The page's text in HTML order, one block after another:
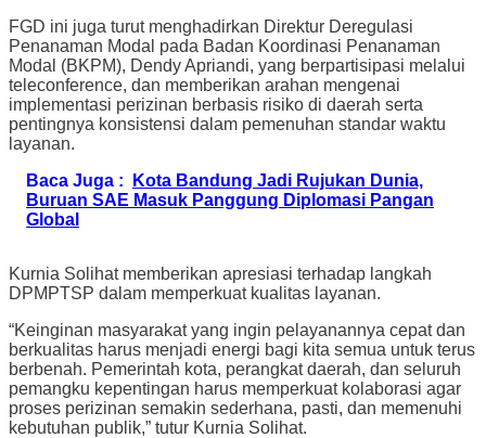
FGD ini juga turut menghadirkan Direktur Deregulasi
Penanaman Modal pada Badan Koordinasi Penanaman
Modal (BKPM), Dendy Apriandi, yang berpartisipasi melalui
teleconference, dan memberikan arahan mengenai
implementasi perizinan berbasis risiko di daerah serta
pentingnya konsistensi dalam pemenuhan standar waktu
layanan.
Baca Juga :
Kota Bandung Jadi Rujukan Dunia,
Buruan SAE Masuk Panggung Diplomasi Pangan
Global
Kurnia Solihat memberikan apresiasi terhadap langkah
DPMPTSP dalam memperkuat kualitas layanan.
“Keinginan masyarakat yang ingin pelayanannya cepat dan
berkualitas harus menjadi energi bagi kita semua untuk terus
berbenah. Pemerintah kota, perangkat daerah, dan seluruh
pemangku kepentingan harus memperkuat kolaborasi agar
proses perizinan semakin sederhana, pasti, dan memenuhi
kebutuhan publik,” tutur Kurnia Solihat.